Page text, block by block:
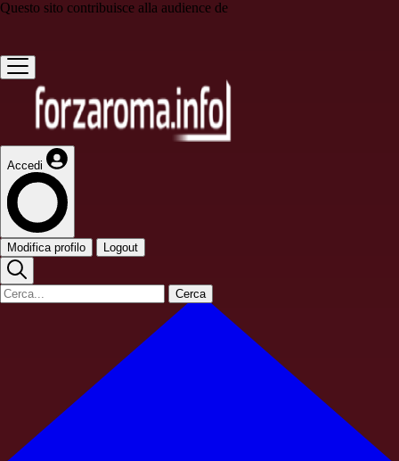
Questo sito contribuisce alla audience de
Accedi
Modifica profilo Logout
Cerca